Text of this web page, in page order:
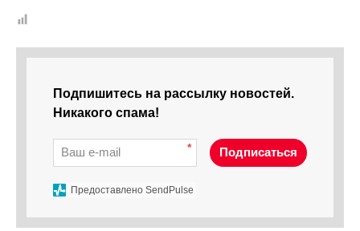
Подпишитесь на рассылку новостей.
Никакого спама!
* Подписаться
Предоставлено SendPulse